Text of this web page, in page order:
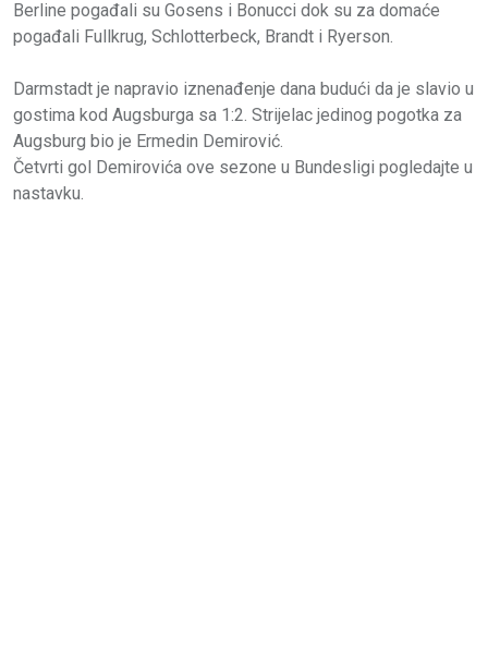
Berline pogađali su Gosens i Bonucci dok su za domaće
pogađali Fullkrug, Schlotterbeck, Brandt i Ryerson.
Darmstadt je napravio iznenađenje dana budući da je slavio u
gostima kod Augsburga sa 1:2. Strijelac jedinog pogotka za
Augsburg bio je Ermedin Demirović.
Četvrti gol Demirovića ove sezone u Bundesligi pogledajte u
nastavku.